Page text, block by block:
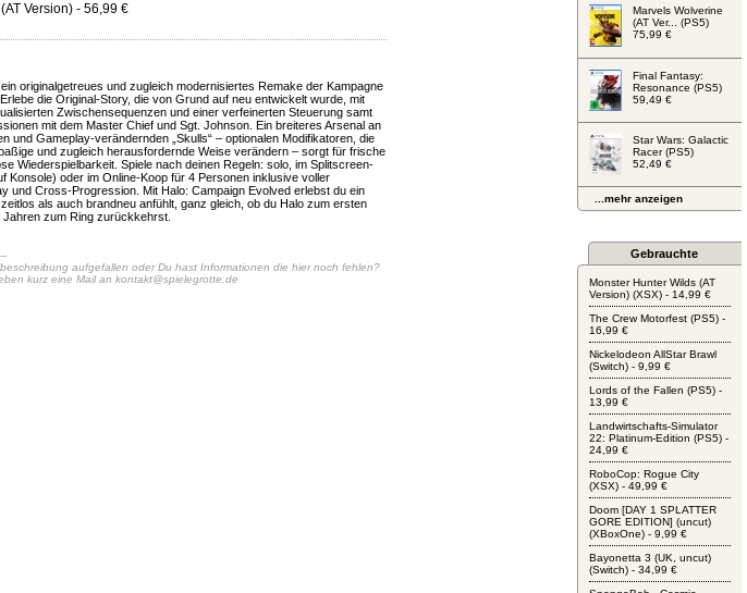
Version) - 56,99 €
originalgetreues und zugleich modernisiertes Remake der Kampagne
die Original-Story, die von Grund auf neu entwickelt wurde, mit
Zwischensequenzen und einer verfeinerten Steuerung samt
mit dem Master Chief und Sgt. Johnson. Ein breiteres Arsenal an
und Gameplay-verändernden „Skulls“ – optionalen Modifikatoren, die
und zugleich herausfordernde Weise verändern – sorgt für frische
Wiederspielbarkeit. Spiele nach deinen Regeln: solo, im Splitscreen-
Konsole) oder im Online-Koop für 4 Personen inklusive voller
und Cross-Progression. Mit Halo: Campaign Evolved erlebst du ein
als auch brandneu anfühlt, ganz gleich, ob du Halo zum ersten
zum Ring zurückkehrst.
aufgefallen oder Du hast Informationen die hier noch fehlen?
kurz eine Mail an kontakt@spielegrotte.de
Marvels Wolverine
(AT Ver... (PS5)
75,99 €
Final Fantasy:
Resonance (PS5)
59,49 €
Star Wars: Galactic
Racer (PS5)
52,49 €
...mehr anzeigen
Gebrauchte
Monster Hunter Wilds (AT
Version) (XSX) - 14,99 €
The Crew Motorfest (PS5) -
16,99 €
Nickelodeon AllStar Brawl
(Switch) - 9,99 €
Lords of the Fallen (PS5) -
13,99 €
Landwirtschafts-Simulator
22: Platinum-Edition (PS5) -
24,99 €
RoboCop: Rogue City
(XSX) - 49,99 €
Doom [DAY 1 SPLATTER
GORE EDITION] (uncut)
(XBoxOne) - 9,99 €
Bayonetta 3 (UK, uncut)
(Switch) - 34,99 €